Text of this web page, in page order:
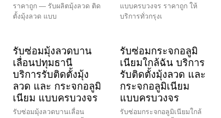
ราคาถูก — รับผลิตมุ้งลวด ติด
ตั้งมุ้งลวด แบบ
แบบครบวงจร ราคาถูก ให้
บริการทั่วกรุงเ
รับซ่อมมุ้งลวดบาน
เลื่อนปทุมธานี
บริการรับติดตั้งมุ้ง
ลวด และ กระจกอลูมิ
เนียม แบบครบวงจร
รับซ่อมมุ้งลวดบานเลื่อน
รับซ่อมกระจกอลูมิ
เนียมใกล้ฉัน บริการ
รับติดตั้งมุ้งลวด และ
กระจกอลูมิเนียม
แบบครบวงจร
รับซ่อมกระจกอลูมิเนียมใกล้